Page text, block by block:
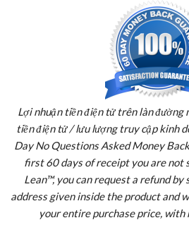
Lợi nhuận tiền điện tử trên làn đường
tiền điện tử / lưu lượng truy cập kinh
Day No Questions Asked Money
first 60 days of receipt you are not
Lean™, you can request a refund by
address given inside the product and
your entire purchase price, with